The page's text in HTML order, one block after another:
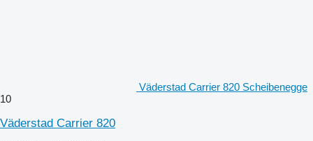
Väderstad Carrier 820 Scheibenegge
10
Väderstad Carrier 820